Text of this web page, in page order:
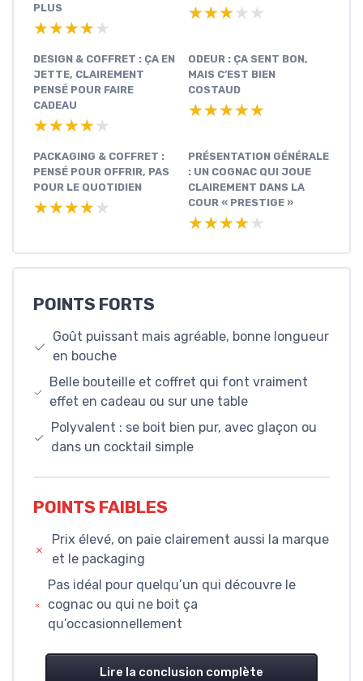
PLUS
★★★★★
★★★★★
★★★★★
★★★★★
DESIGN & COFFRET : ÇA EN
JETTE, CLAIREMENT
PENSÉ POUR FAIRE
CADEAU
★★★★★
★★★★★
ODEUR : ÇA SENT BON,
MAIS C’EST BIEN
COSTAUD
★★★★★
★★★★★
PACKAGING & COFFRET :
PENSÉ POUR OFFRIR, PAS
POUR LE QUOTIDIEN
★★★★★
★★★★★
PRÉSENTATION GÉNÉRALE
: UN COGNAC QUI JOUE
CLAIREMENT DANS LA
COUR « PRESTIGE »
★★★★★
★★★★★
POINTS FORTS
Goût puissant mais agréable, bonne longueur
en bouche
Belle bouteille et coffret qui font vraiment
effet en cadeau ou sur une table
Polyvalent : se boit bien pur, avec glaçon ou
dans un cocktail simple
POINTS FAIBLES
Prix élevé, on paie clairement aussi la marque
et le packaging
Pas idéal pour quelqu’un qui découvre le
cognac ou qui ne boit ça
qu’occasionnellement
Lire la conclusion complète